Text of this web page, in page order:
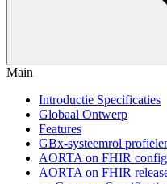
Main
Introductie Specificaties
Globaal Ontwerp
Features
GBx-systeemrol
AORTA on FHIR
AORTA on FHIR